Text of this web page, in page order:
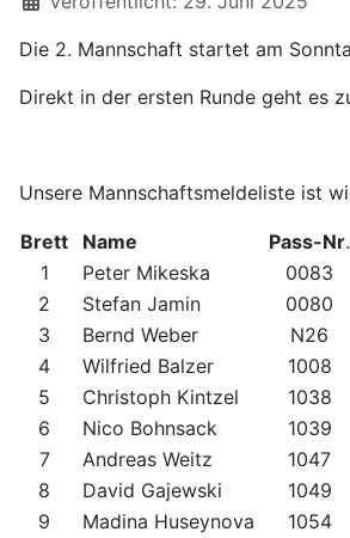
Die 2. Mannschaft startet am
Direkt in der ersten Runde geht es
Unsere Mannschaftsmeldeliste ist
Brett Name Pass-Nr.
1
Peter Mikeska
0083
2
Stefan Jamin
0080
3
Bernd Weber
N26
4
Wilfried Balzer
1008
5
Christoph Kintzel
1038
6
Nico Bohnsack
1039
7
Andreas Weitz
1047
8
David Gajewski
1049
9
Madina Huseynova
1054